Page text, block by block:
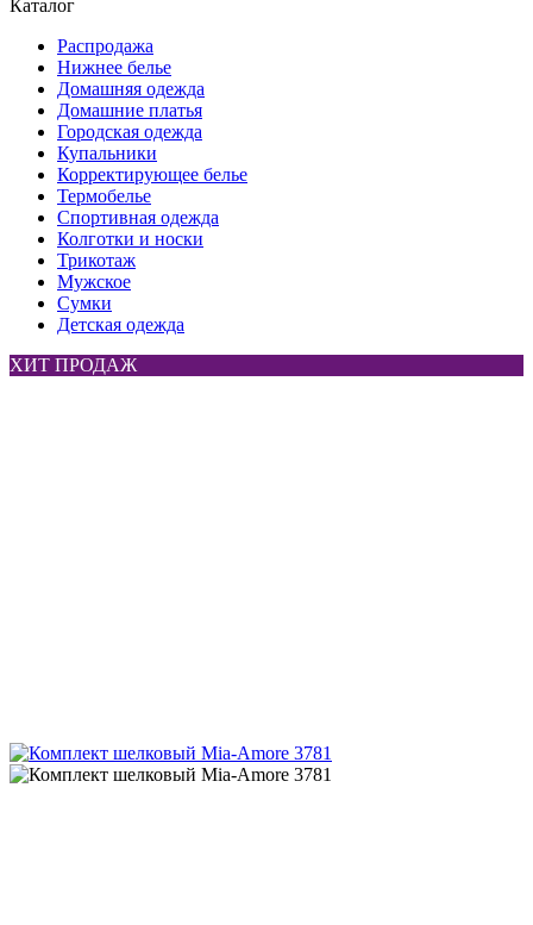
Каталог
Распродажа
Нижнее белье
Домашняя одежда
Домашние платья
Городская одежда
Купальники
Корректирующее белье
Термобелье
Спортивная одежда
Колготки и носки
Трикотаж
Мужское
Сумки
Детская одежда
ХИТ ПРОДАЖ